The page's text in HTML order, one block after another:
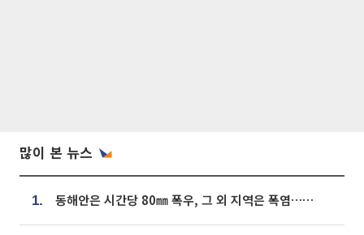
많이 본 뉴스
1. 동해안은 시간당 80㎜ 폭우, 그 외 지역은 폭염…‘극과 극 날씨’